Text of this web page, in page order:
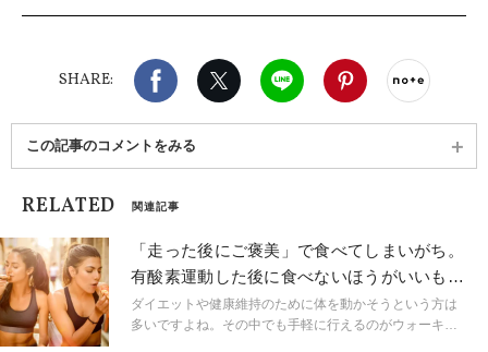
SHARE:
Facebook X（旧twitter）
LINE Pinterest
この記事のコメントをみる
RELATED 関連記事
「走った後にご褒美」で食べてしまいがち。
有酸素運動した後に食べないほうがいいもの
は？栄養士が解説
ダイエットや健康維持のために体を動かそうという方は
多いですよね。その中でも手軽に行えるのがウォーキン